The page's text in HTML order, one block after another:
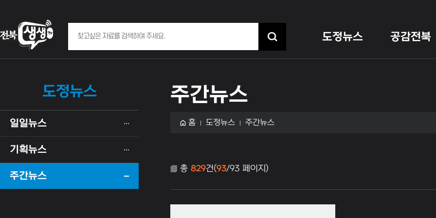
도정뉴스 공감전북
도정뉴스
일일뉴스
기획뉴스
주간뉴스
주간뉴스
홈 도정뉴스 주간뉴스
총 829건(93/93 페이지)